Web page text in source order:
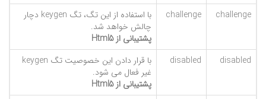
challenge
challenge
با استفاده از این تگ،‌ تگ keygen دچار
چالش خواهد شد.
پشتیبانی از Html5
disabled
disabled
با قرار دادن این خصوصیت تگ keygen
غیر فعال می شود.
پشتیبانی از Html5